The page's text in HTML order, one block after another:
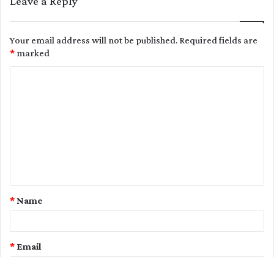
Your email address will not be published.Required fields are
marked
*
t
Name
*
Email
*